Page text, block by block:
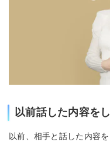
以前話した内容を
以前、相手と話した内容